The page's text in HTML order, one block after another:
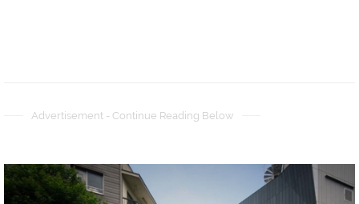
Advertisement - Continue Reading Below